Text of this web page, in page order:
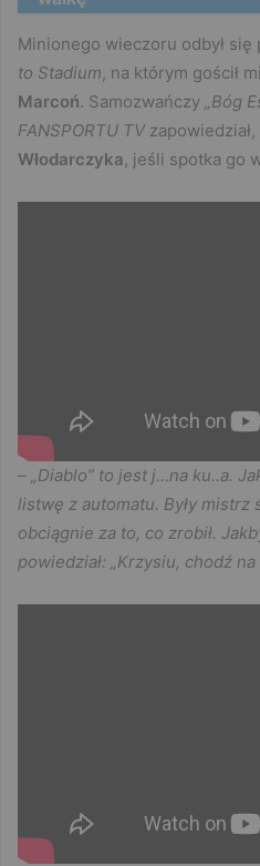
Minionego wieczoru odbył się
to Stadium, na którym gościł
Marcoń. Samozwańczy „Bóg
FANSPORTU TVzapowiedział,
Włodarczyka, jeśli spotka go
– „Diablo” to jest j…na ku..a.
listwę z automatu. Były
obciągnie za to, co zrobił.
powiedział: „Krzysiu, chodź